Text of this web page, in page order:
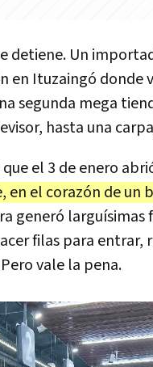
detiene. Un
en Ituzaingó donde
segunda mega
hasta una
que el 3 de enero
en el corazón de un
generó larguísimas
filas para entrar,
vale la pena.